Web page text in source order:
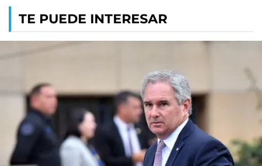
TE PUEDE INTERESAR